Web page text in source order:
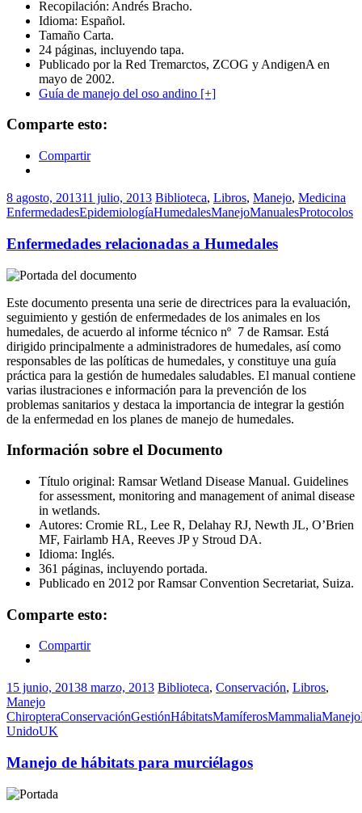
Recopilación: Andrés Bracho.
Idioma: Español.
Tamaño Carta.
24 páginas, incluyendo tapa.
Publicado por la Red Tremarctos, ZCOG y AndigenA en
mayo de 2002.
Guía de manejo del oso andino [+]
Comparte esto:
Compartir
8 agosto, 201311 julio, 2013 Biblioteca, Libros, Manejo, Medicina
EnfermedadesEpidemiologíaHumedalesManejoManualesProtocolos
Enfermedades relacionadas a Humedales
Este documento presenta una serie de directrices para la evaluación,
seguimiento y gestión de enfermedades de los animales en los
humedales, de acuerdo al informe técnico nº 7 de Ramsar. Está
dirigido principalmente a administradores de humedales, así como
responsables de las políticas de humedales, y constituye una guía
práctica para la gestión de humedales saludables. El manual contiene
varias ilustraciones e información para la prevención de los
problemas sanitarios y destaca la importancia de integrar la gestión
de la enfermedad en los planes de manejo de humedales.
Información sobre el Documento
Título original: Ramsar Wetland Disease Manual. Guidelines
for assessment, monitoring and management of animal disease
in wetlands.
Autores: Cromie RL, Lee R, Delahay RJ, Newth JL, O’Brien
MF, Fairlamb HA, Reeves JP y Stroud DA.
Idioma: Inglés.
361 páginas, incluyendo portada.
Publicado en 2012 por Ramsar Convention Secretariat, Suiza.
Comparte esto:
Compartir
15 junio, 20138 marzo, 2013 Biblioteca, Conservación, Libros,
Manejo
ChiropteraConservaciónGestiónHábitatsMamíferosMammaliaManejo
UnidoUK
Manejo de hábitats para murciélagos